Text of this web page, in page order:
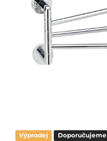
Výprodej Doporučujeme